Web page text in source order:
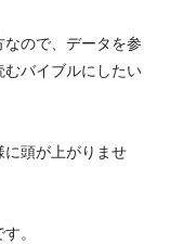
ので、データを参
バイブルにしたい
頭が上がりませ
。